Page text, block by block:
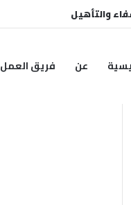
والتأهيل
عن فريق العمل